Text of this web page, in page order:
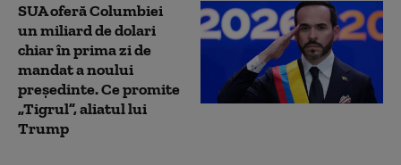
SUA oferă Columbiei
un miliard de dolari
chiar în prima zi de
mandat a noului
președinte. Ce promite
„Tigrul”, aliatul lui
Trump